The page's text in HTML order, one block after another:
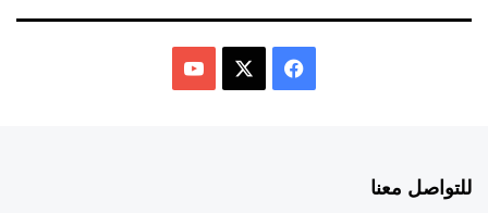
للتواصل معنا